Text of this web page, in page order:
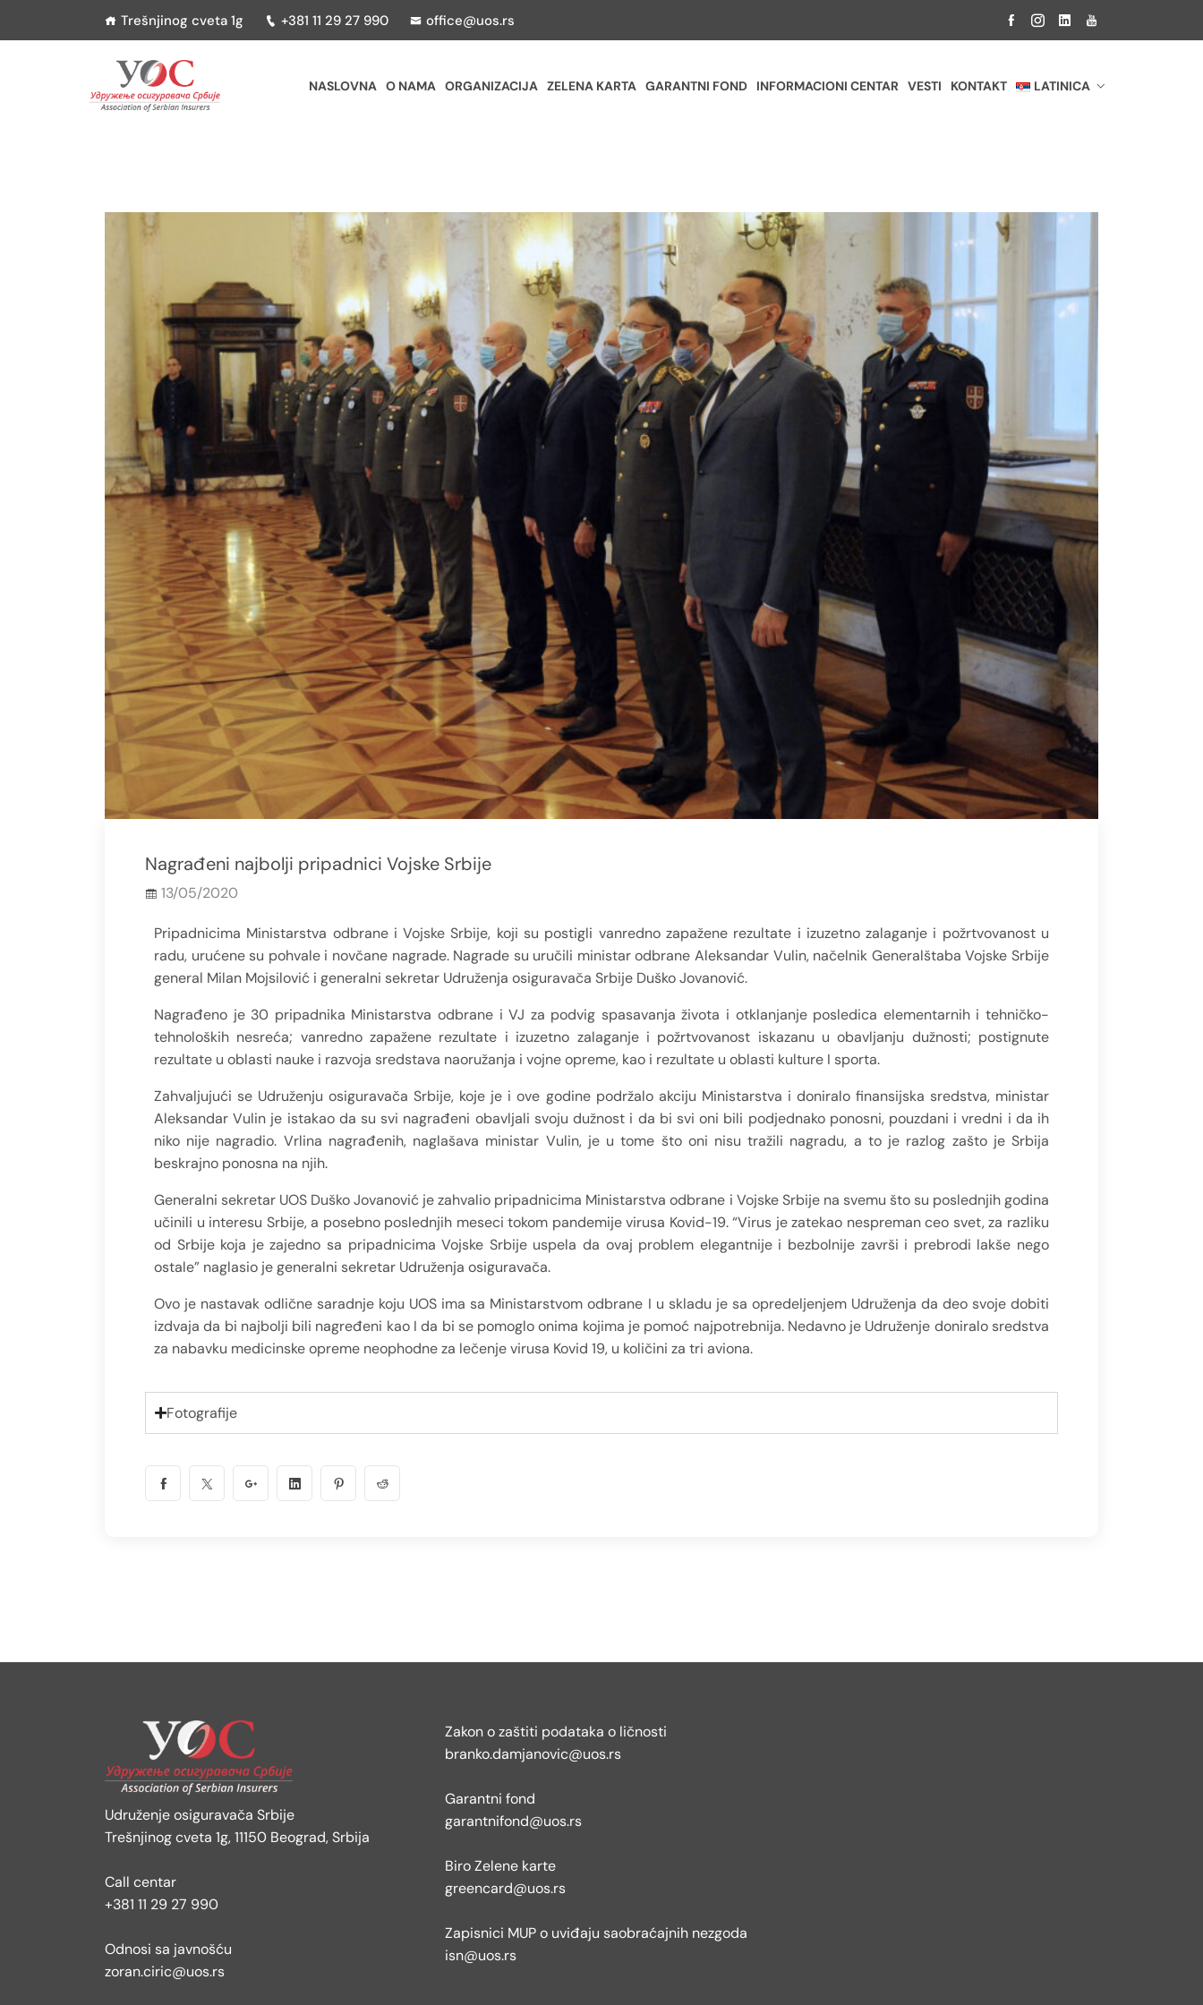
Trešnjinog cveta 1g +381 11 29 27 990 office@uos.rs
NASLOVNA O NAMA ORGANIZACIJA ZELENA KARTA GARANTNI FOND INFORMACIONI CENTAR VESTI KONTAKT LATINICA
Nagrađeni najbolji pripadnici Vojske Srbije
13/05/2020
Pripadnicima Ministarstva odbrane i Vojske Srbije, koji su postigli vanredno zapažene rezultate i izuzetno zalaganje i požrtvovanost u
radu, urućene su pohvale i novčane nagrade. Nagrade su uručili ministar odbrane Aleksandar Vulin, načelnik Generalštaba Vojske Srbije
general Milan Mojsilović i generalni sekretar Udruženja osiguravača Srbije Duško Jovanović.
Nagrađeno je 30 pripadnika Ministarstva odbrane i VJ za podvig spasavanja života i otklanjanje posledica elementarnih i tehničko-
tehnoloških nesreća; vanredno zapažene rezultate i izuzetno zalaganje i požrtvovanost iskazanu u obavljanju dužnosti; postignute
rezultate u oblasti nauke i razvoja sredstava naoružanja i vojne opreme, kao i rezultate u oblasti kulture I sporta.
Zahvaljujući se Udruženju osiguravača Srbije, koje je i ove godine podržalo akciju Ministarstva i doniralo finansijska sredstva, ministar
Aleksandar Vulin je istakao da su svi nagrađeni obavljali svoju dužnost i da bi svi oni bili podjednako ponosni, pouzdani i vredni i da ih
niko nije nagradio. Vrlina nagrađenih, naglašava ministar Vulin, je u tome što oni nisu tražili nagradu, a to je razlog zašto je Srbija
beskrajno ponosna na njih.
Generalni sekretar UOS Duško Jovanović je zahvalio pripadnicima Ministarstva odbrane i Vojske Srbije na svemu što su poslednjih godina
učinili u interesu Srbije, a posebno poslednjih meseci tokom pandemije virusa Kovid-19. “Virus je zatekao nespreman ceo svet, za razliku
od Srbije koja je zajedno sa pripadnicima Vojske Srbije uspela da ovaj problem elegantnije i bezbolnije završi i prebrodi lakše nego
ostale” naglasio je generalni sekretar Udruženja osiguravača.
Ovo je nastavak odlične saradnje koju UOS ima sa Ministarstvom odbrane I u skladu je sa opredeljenjem Udruženja da deo svoje dobiti
izdvaja da bi najbolji bili nagređeni kao I da bi se pomoglo onima kojima je pomoć najpotrebnija. Nedavno je Udruženje doniralo sredstva
za nabavku medicinske opreme neophodne za lečenje virusa Kovid 19, u količini za tri aviona.
Fotografije
Udruženje osiguravača Srbije
Trešnjinog cveta 1g, 11150 Beograd, Srbija
Call centar
+381 11 29 27 990
Odnosi sa javnošću
zoran.ciric@uos.rs
Zakon o zaštiti podataka o ličnosti
branko.damjanovic@uos.rs
Garantni fond
garantnifond@uos.rs
Biro Zelene karte
greencard@uos.rs
Zapisnici MUP o uviđaju saobraćajnih nezgoda
isn@uos.rs